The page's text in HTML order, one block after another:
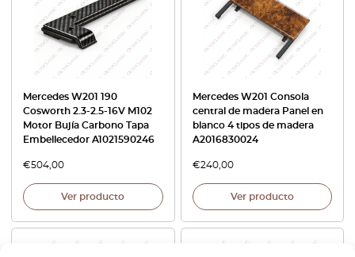
Mercedes W201 190
Cosworth 2.3-2.5-16V M102
Motor Bujía Carbono Tapa
Embellecedor A1021590246
€504,00
Ver producto
Mercedes W201 Consola
central de madera Panel en
blanco 4 tipos de madera
A2016830024
€240,00
Ver producto